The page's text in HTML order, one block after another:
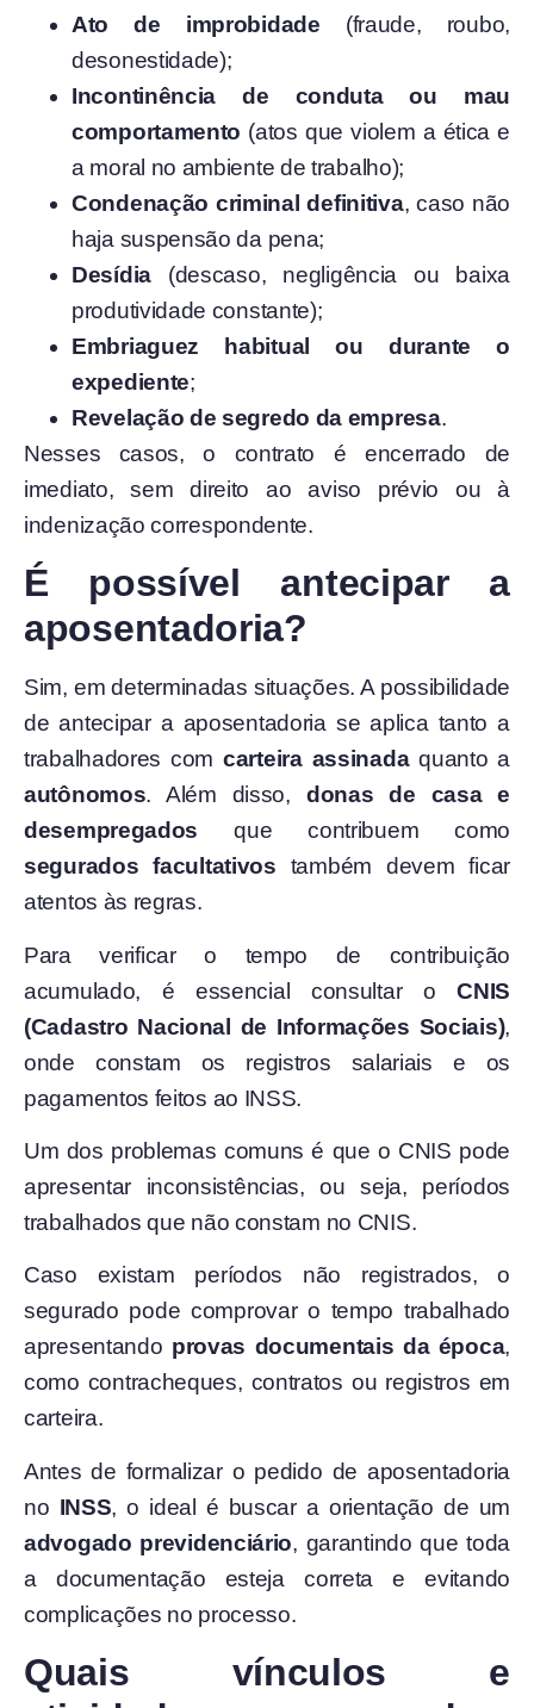
Ato de improbidade (fraude, roubo,
desonestidade);
Incontinência de conduta ou mau
comportamento (atos que violem a ética e
a moral no ambiente de trabalho);
Condenação criminal definitiva, caso não
haja suspensão da pena;
Desídia(descaso, negligência ou baixa
produtividade constante);
Embriaguez habitual ou durante o
expediente;
Revelação de segredo da empresa.
Nesses casos, o contrato é encerrado de
imediato, sem direito ao aviso prévio ou à
indenização correspondente.
É possível antecipar a
aposentadoria?
Sim, em determinadas situações. A possibilidade
de antecipar a aposentadoria se aplica tanto a
trabalhadores comcarteira assinadaquanto a
autônomos. Além disso, donas de casa e
desempregados que contribuem como
segurados facultativos também devem ficar
atentos às regras.
Para verificar o tempo de contribuição
acumulado, é essencial consultar oCNIS
(Cadastro Nacional de Informações Sociais),
onde constam os registros salariais e os
pagamentos feitos ao INSS.
Um dos problemas comuns é que o CNIS pode
apresentar inconsistências, ou seja, períodos
trabalhados que não constam no CNIS.
Caso existam períodos não registrados, o
segurado pode comprovar o tempo trabalhado
apresentando provas documentais da época,
como contracheques, contratos ou registros em
carteira.
Antes de formalizar o pedido de aposentadoria
no INSS, o ideal é buscar a orientação de um
advogado previdenciário, garantindo que toda
a documentação esteja correta e evitando
complicações no processo.
Quais vínculos e